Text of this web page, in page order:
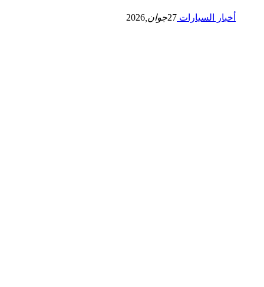
أخبار السيارات 27جوان, 2026